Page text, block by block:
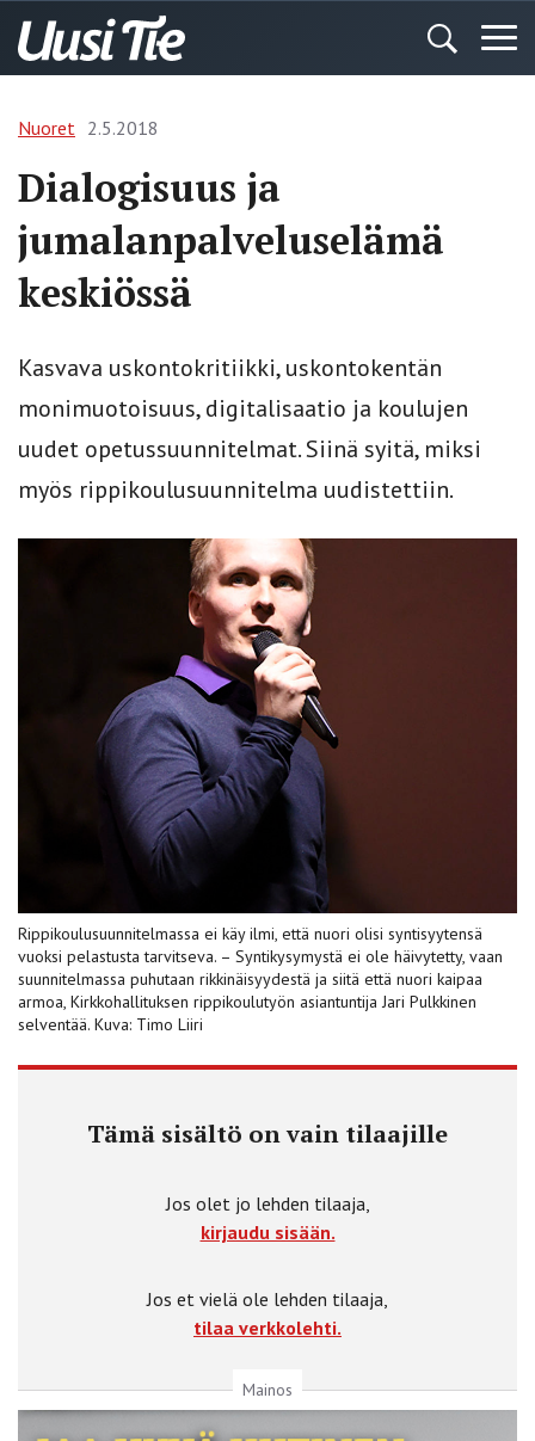
Nuoret 2.5.2018
Dialogisuus ja
jumalanpalveluselämä
keskiössä
Kasvava uskontokritiikki, uskontokentän
monimuotoisuus, digitalisaatio ja koulujen
uudet opetussuunnitelmat. Siinä syitä, miksi
myös rippikoulusuunnitelma uudistettiin.
Rippikoulusuunnitelmassa ei käy ilmi, että nuori olisi syntisyytensä
vuoksi pelastusta tarvitseva. – Syntikysymystä ei ole häivytetty, vaan
suunnitelmassa puhutaan rikkinäisyydestä ja siitä että nuori kaipaa
armoa, Kirkkohallituksen rippikoulutyön asiantuntija Jari Pulkkinen
selventää. Kuva: Timo Liiri
Tämä sisältö on vain tilaajille
Jos olet jo lehden tilaaja,
kirjaudu sisään.
Jos et vielä ole lehden tilaaja,
tilaa verkkolehti.
Mainos